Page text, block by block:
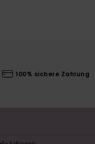
100% sichere Zahlung